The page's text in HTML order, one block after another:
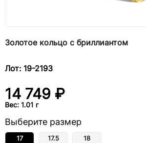
Золотое кольцо с бриллиантом
Лот: 19-2193
14 749 ₽
Вес: 1.01 г
Выберите размер
17 17.5 18